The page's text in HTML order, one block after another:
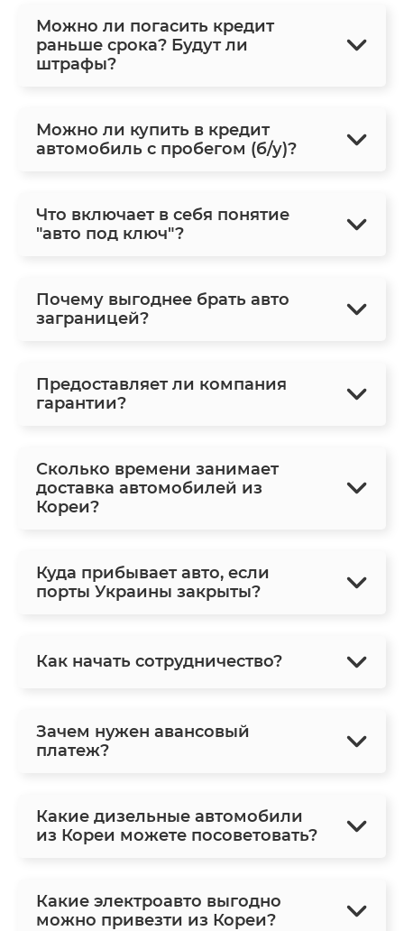
Можно ли погасить кредит
раньше срока? Будут ли
штрафы?
Можно ли купить в кредит
автомобиль с пробегом (б/у)?
Что включает в себя понятие
"авто под ключ"?
Почему выгоднее брать авто
заграницей?
Предоставляет ли компания
гарантии?
Сколько времени занимает
доставка автомобилей из
Кореи?
Куда прибывает авто, если
порты Украины закрыты?
Как начать сотрудничество?
Зачем нужен авансовый
платеж?
Какие дизельные автомобили
из Кореи можете посоветовать?
Какие электроавто выгодно
можно привезти из Кореи?